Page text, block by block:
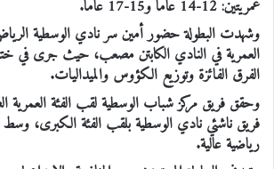
عمريتين: 12-14 عامًا و15-17 عامًا.
وشهدت البطولة حضور أمين سر نادي الوسطية
العمرية في النادي الكابتن مصعب، حيث جرى في
الفرق الفائزة وتوزيع الكؤوس والميداليات.
وحقق فريق مركز شباب الوسطية لقب الفئة العمرية
فريق ناشئي نادي الوسطية بلقب الفئة الكبرى،
رياضية عالية.